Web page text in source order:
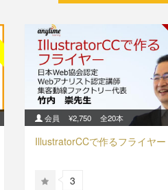
会員 ¥2,750 全20本
IllustratorCCで作るフライヤー
3